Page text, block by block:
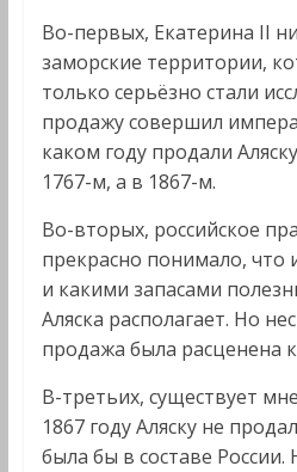
Во-первых, Екатерина II
заморские территории,
только серьёзно стали
продажу совершил
каком году продали
1767-м, а в 1867-м.
Во-вторых, российское
прекрасно понимало, что
и какими запасами
Аляска располагает. Но
продажа была расценена
В-третьих, существует
1867 году Аляску не
была бы в составе